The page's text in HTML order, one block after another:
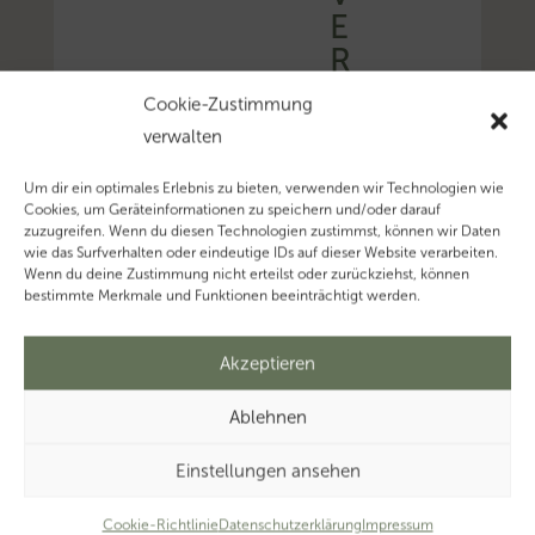
Cookie-Zustimmung
verwalten
Um dir ein optimales Erlebnis zu bieten, verwenden wir Technologien wie
Cookies, um Geräteinformationen zu speichern und/oder darauf
zuzugreifen. Wenn du diesen Technologien zustimmst, können wir Daten
wie das Surfverhalten oder eindeutige IDs auf dieser Website verarbeiten.
Wenn du deine Zustimmung nicht erteilst oder zurückziehst, können
bestimmte Merkmale und Funktionen beeinträchtigt werden.
Akzeptieren
Ablehnen
Einstellungen ansehen
Cookie-RichtlinieDatenschutzerklärungImpressum
E
R
R
E
N
1
n